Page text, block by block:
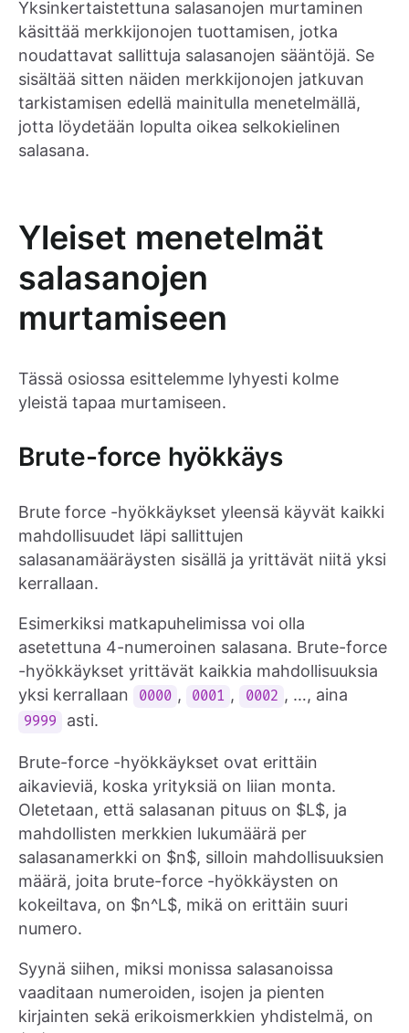
Yksinkertaistettuna salasanojen murtaminen
käsittää merkkijonojen tuottamisen, jotka
noudattavat sallittuja salasanojen sääntöjä. Se
sisältää sitten näiden merkkijonojen jatkuvan
tarkistamisen edellä mainitulla menetelmällä,
jotta löydetään lopulta oikea selkokielinen
salasana.
Yleiset menetelmät
salasanojen
murtamiseen
Tässä osiossa esittelemme lyhyesti kolme
yleistä tapaa murtamiseen.
Brute-force hyökkäys
Brute force -hyökkäykset yleensä käyvät kaikki
mahdollisuudet läpi sallittujen
salasanamääräysten sisällä ja yrittävät niitä yksi
kerrallaan.
Esimerkiksi matkapuhelimissa voi olla
asetettuna 4-numeroinen salasana. Brute-force
-hyökkäykset yrittävät kaikkia mahdollisuuksia
yksi kerrallaan
0000 , 0001 , 0002 , …, aina
9999 asti.
Brute-force -hyökkäykset ovat erittäin
aikavieviä, koska yrityksiä on liian monta.
Oletetaan, että salasanan pituus on $L$, ja
mahdollisten merkkien lukumäärä per
salasanamerkki on $n$, silloin mahdollisuuksien
määrä, joita brute-force -hyökkäysten on
kokeiltava, on $n^L$, mikä on erittäin suuri
numero.
Syynä siihen, miksi monissa salasanoissa
vaaditaan numeroiden, isojen ja pienten
kirjainten sekä erikoismerkkien yhdistelmä, on